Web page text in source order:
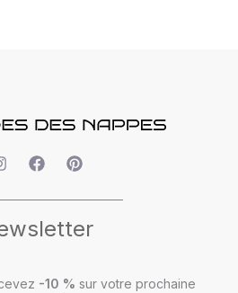
-10 % sur votre prochaine